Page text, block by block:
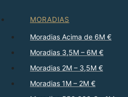
MORADIAS
Moradias Acima de 6M €
Moradias 3,5M – 6M €
Moradias 2M – 3,5M €
Moradias 1M – 2M €